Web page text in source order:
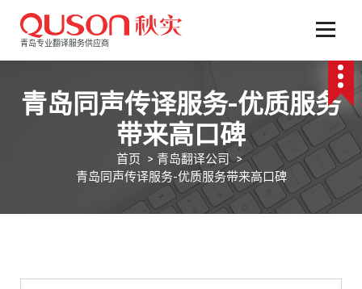
文
青岛专业翻译服务供应商
青岛同声传译服务-优质服务
带来高口碑
首页 > 青岛翻译公司>
青岛同声传译服务-优质服务带来高口碑